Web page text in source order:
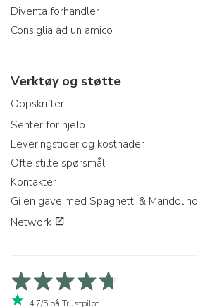
Diventa forhandler
Consiglia ad un amico
Verktøy og støtte
Oppskrifter
Senter for hjelp
Leveringstider og kostnader
Ofte stilte spørsmål
Kontakter
Gi en gave med Spaghetti & Mandolino
Network
4,7/5 på Trustpilot